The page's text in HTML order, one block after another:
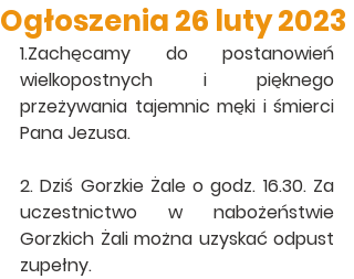
Ogłoszenia 26 luty 2023
1.Zachęcamy do postanowień
wielkopostnych i pięknego
przeżywania tajemnic męki i śmierci
Pana Jezusa.
2. Dziś Gorzkie Żale o godz. 16.30. Za
uczestnictwo w nabożeństwie
Gorzkich Żali można uzyskać odpust
zupełny.